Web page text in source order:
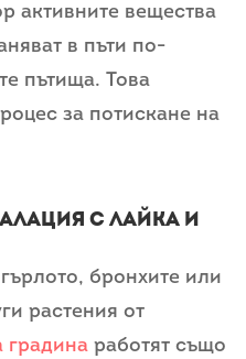
активните вещества
в пъти по-
пътища. Това
за потискане на
с лайка и
бронхите или
растения от
градина работят също